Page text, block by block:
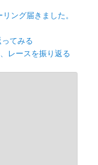
ング届きました。
てみる
レースを振り返る